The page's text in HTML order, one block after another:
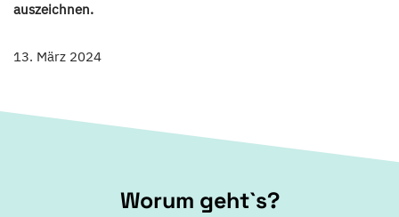
auszeichnen.
13. März 2024
Worum geht`s?